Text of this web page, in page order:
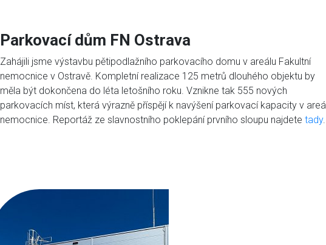
Parkovací dům FN Ostrava
Zahájili jsme výstavbu pětipodlažního parkovacího domu v areálu Fakultní
nemocnice v Ostravě. Kompletní realizace 125 metrů dlouhého objektu by
měla být dokončena do léta letošního roku. Vznikne tak 555 nových
parkovacích míst, která výrazně příspějí k navýšení parkovací kapacity v
nemocnice. Reportáž ze slavnostního poklepání prvního sloupu najdete tady.